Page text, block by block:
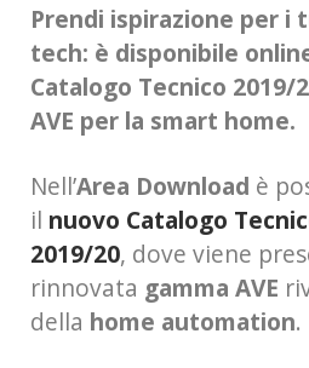
Prendi ispirazione per i
tech: è disponibile
Catalogo Tecnico 2019/
AVE per la smart home.
Nell’Area Download è
il nuovo Catalogo
2019/20, dove viene
rinnovata gamma AVE
della home automation.